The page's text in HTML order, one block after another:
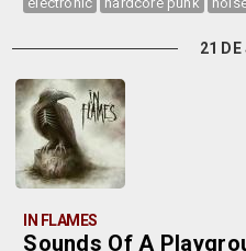
21 DE
IN FLAMES
Sounds Of A